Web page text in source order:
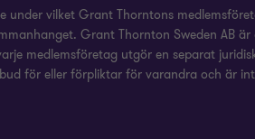
under vilket Grant Thorntons
Grant Thornton Sweden AB
medlemsföretag utgör en separat
för eller förpliktar för varandra och är